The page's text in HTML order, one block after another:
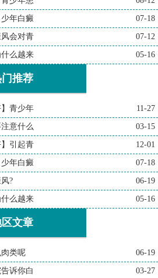
年白癜 07-18
风会对青 07-12
什么越来 05-16
推荐
】青少年 11-27
意什么 03-15
】引起青 12-01
年白癜 07-18
? 06-19
什么越来 05-16
文章
类呢 06-19
诉你白 03-27